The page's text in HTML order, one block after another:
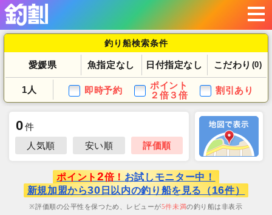
釣り船検索条件
愛媛県 魚指定なし 日付指定なし こだわり (0)
1人 即時予約
ポイント
２倍３倍
割引あり
0件
人気順
安い順 評価順
ポイント 2倍！ お試しモニター中！
新規加盟から30 日以内の釣り船を見る（16件）
評価順の公平性を保つため、レビューが5件未満の釣り船は非表示